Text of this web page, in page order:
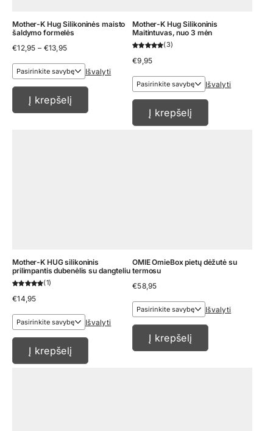
Mother-K Hug Silikoninės maisto
šaldymo formelės
€12,95 – €13,95Price
€12,95
throughIšvalyti
Į krepšelį
Mother-K Hug Silikoninis
Maitintuvas, nuo 3 mėn
3
€9,95
Išvalyti
Į krepšelį
Mother-K HUG silikoninis
prilimpantis dubenėlis su dangteliu
1
€14,95
Išvalyti
Į krepšelį
OMIE OmieBox pietų dėžutė su
termosu
€58,95
Išvalyti
Į krepšelį